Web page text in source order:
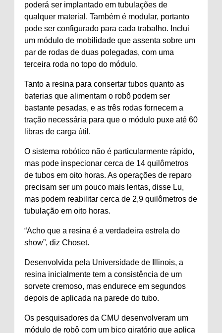
poderá ser implantado em tubulações de
qualquer material. Também é modular, portanto
pode ser configurado para cada trabalho. Inclui
um módulo de mobilidade que assenta sobre um
par de rodas de duas polegadas, com uma
terceira roda no topo do módulo.
Tanto a resina para consertar tubos quanto as
baterias que alimentam o robô podem ser
bastante pesadas, e as três rodas fornecem a
tração necessária para que o módulo puxe até 60
libras de carga útil.
O sistema robótico não é particularmente rápido,
mas pode inspecionar cerca de 14 quilômetros
de tubos em oito horas. As operações de reparo
precisam ser um pouco mais lentas, disse Lu,
mas podem reabilitar cerca de 2,9 quilômetros de
tubulação em oito horas.
“Acho que a resina é a verdadeira estrela do
show”, diz Choset.
Desenvolvida pela Universidade de Illinois, a
resina inicialmente tem a consistência de um
sorvete cremoso, mas endurece em segundos
depois de aplicada na parede do tubo.
Os pesquisadores da CMU desenvolveram um
módulo de robô com um bico giratório que aplica